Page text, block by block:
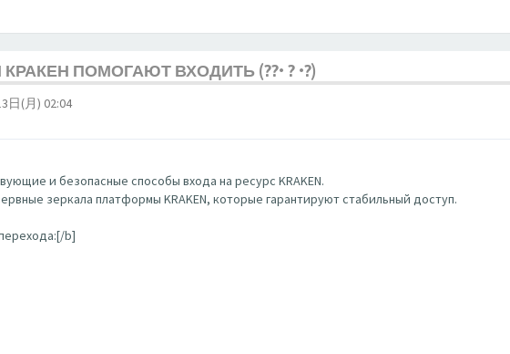
КРАКЕН ПОМОГАЮТ ВХОДИТЬ (??• ? •?)
日(月) 02:04
и безопасные способы входа на ресурс KRAKEN.
зеркала платформы KRAKEN, которые гарантируют стабильный доступ.
b]